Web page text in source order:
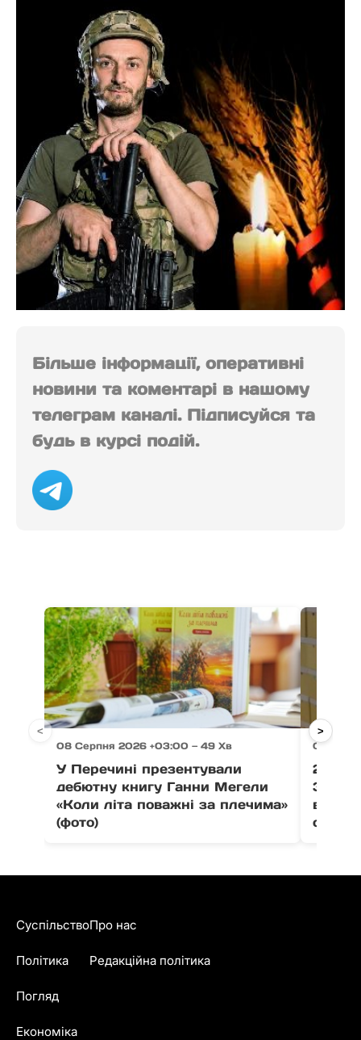
Більше інформації, оперативні
новини та коментарі в нашому
телеграм каналі. Підписуйся та
будь в курсі подій.
08 Серпня 2026 +03:00 — 49 Хв
У Перечині презентували
дебютну книгу Ганни Мегели
«Коли літа поважні за плечима»
(фото)
08
21
< >
Суспільство
Політика
Погляд
Економіка
Про нас
Редакційна політика